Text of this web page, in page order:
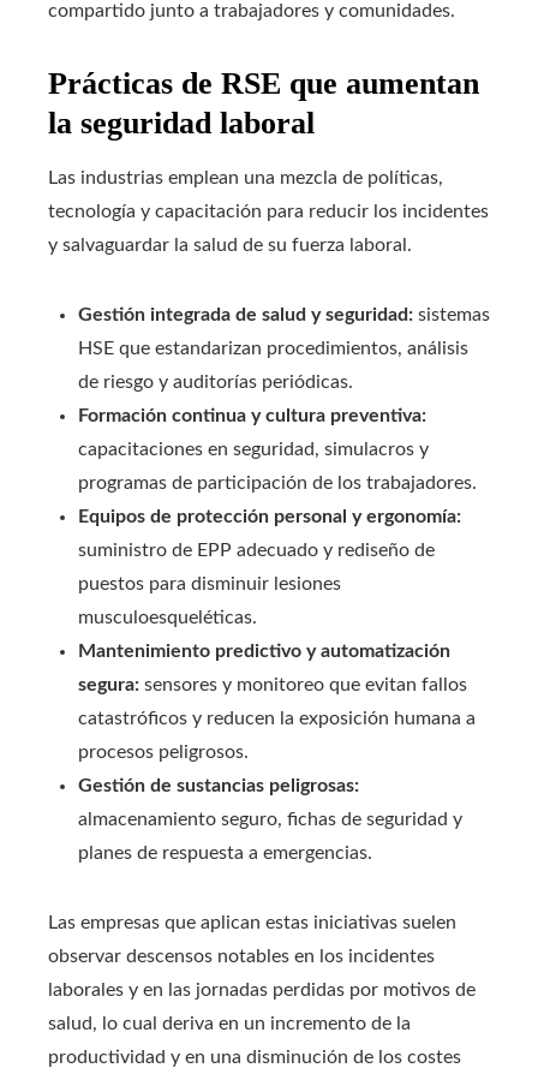
compartido junto a trabajadores y comunidades.
Prácticas de RSE que aumentan
la seguridad laboral
Las industrias emplean una mezcla de políticas,
tecnología y capacitación para reducir los incidentes
y salvaguardar la salud de su fuerza laboral.
Gestión integrada de salud y seguridad: sistemas
HSE que estandarizan procedimientos, análisis
de riesgo y auditorías periódicas.
Formación continua y cultura preventiva:
capacitaciones en seguridad, simulacros y
programas de participación de los trabajadores.
Equipos de protección personal y ergonomía:
suministro de EPP adecuado y rediseño de
puestos para disminuir lesiones
musculoesqueléticas.
Mantenimiento predictivo y automatización
segura: sensores y monitoreo que evitan fallos
catastróficos y reducen la exposición humana a
procesos peligrosos.
Gestión de sustancias peligrosas:
almacenamiento seguro, fichas de seguridad y
planes de respuesta a emergencias.
Las empresas que aplican estas iniciativas suelen
observar descensos notables en los incidentes
laborales y en las jornadas perdidas por motivos de
salud, lo cual deriva en un incremento de la
productividad y en una disminución de los costes